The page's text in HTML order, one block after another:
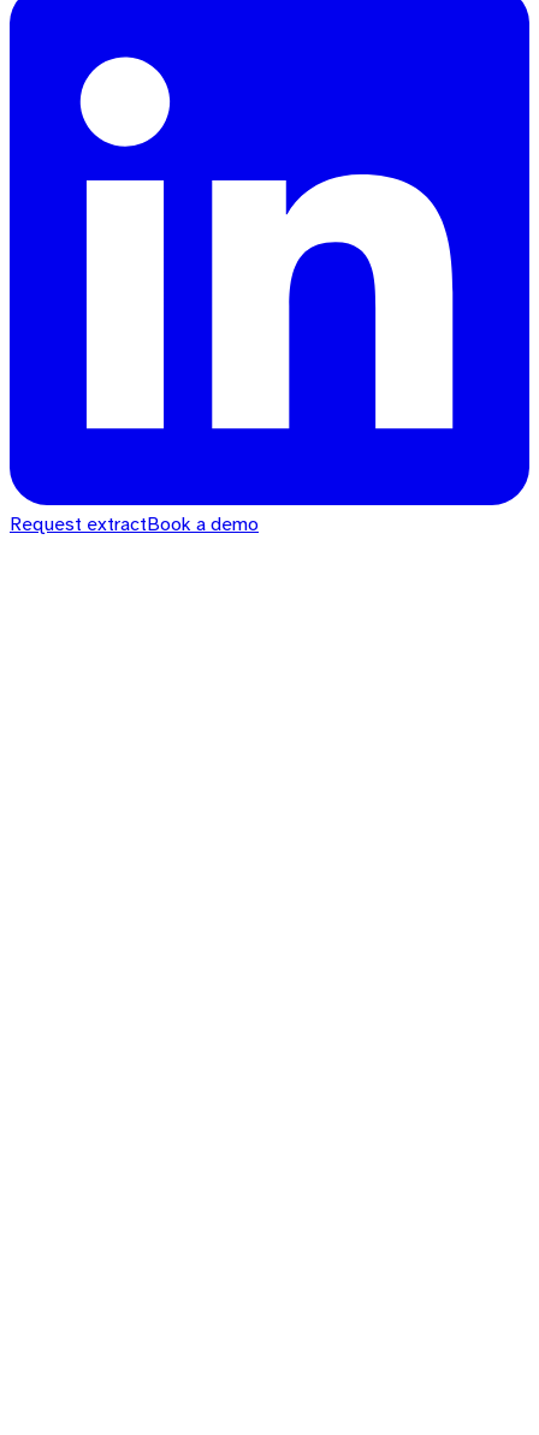
Request extractBook a demo